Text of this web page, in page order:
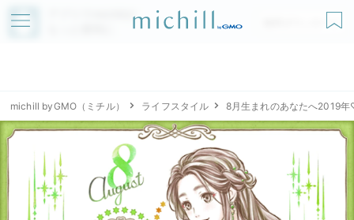
アプリでmichillが
無料ダウンロード
michill byGMO（ミチル） ライフスタイル 8月生まれのあなたへ2019